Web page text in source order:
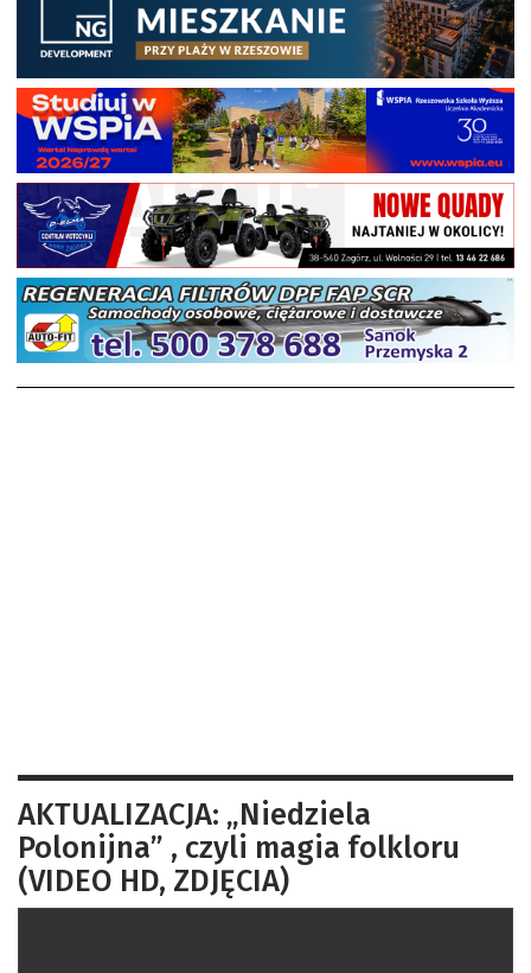
AKTUALIZACJA: „Niedziela
Polonijna” , czyli magia folkloru
(VIDEO HD, ZDJĘCIA)